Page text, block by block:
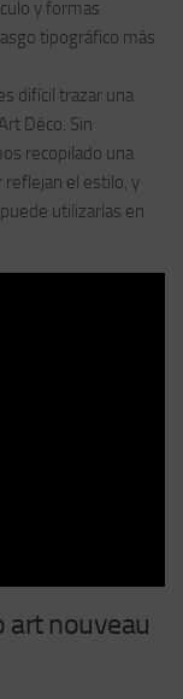
y formas
tipográfico más
difícil trazar una
Déco. Sin
recopilado una
el estilo, y
utilizarlas en
art nouveau